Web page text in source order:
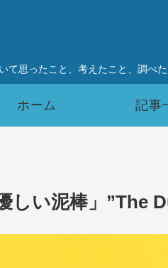
て思ったこと、考えたこと、調べ
ホーム 記事
しい泥棒」”The